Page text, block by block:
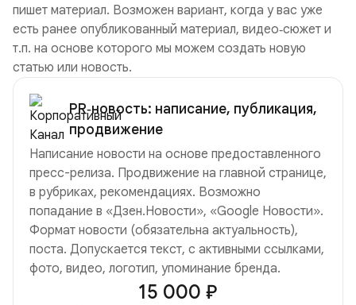
пишет материал. Возможен вариант, когда у вас уже
есть ранее опубликованный материал, видео‑сюжет и
т.п. на основе которого мы можем создать новую
статью или новость.
PR‑новость: написание, публикация,
продвижение
Написание новости на основе предоставленного
пресс-релиза. Продвижение на главной странице,
в рубриках, рекомендациях. Возможно
попадание в «Дзен.Новости», «Google Новости».
Формат новости (обязательна актуальность),
поста. Допускается текст, с активными ссылками,
фото, видео, логотип, упоминание бренда.
15 000 ₽